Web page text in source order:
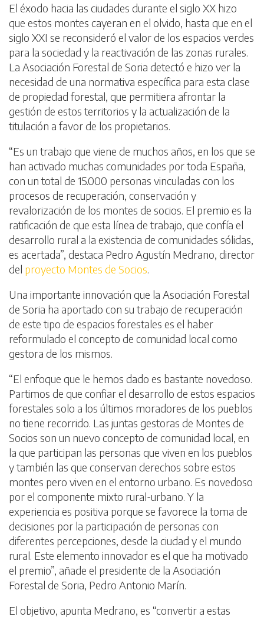
El éxodo hacia las ciudades durante el siglo XX hizo
que estos montes cayeran en el olvido, hasta que en el
siglo XXI se reconsideró el valor de los espacios verdes
para la sociedad y la reactivación de las zonas rurales.
La Asociación Forestal de Soria detectó e hizo ver la
necesidad de una normativa específica para esta clase
de propiedad forestal, que permitiera afrontar la
gestión de estos territorios y la actualización de la
titulación a favor de los propietarios.
“Es un trabajo que viene de muchos años, en los que se
han activado muchas comunidades por toda España,
con un total de 15.000 personas vinculadas con los
procesos de recuperación, conservación y
revalorización de los montes de socios. El premio es la
ratificación de que esta línea de trabajo, que confía el
desarrollo rural a la existencia de comunidades sólidas,
es acertada”, destaca Pedro Agustín Medrano, director
del proyecto Montes de Socios
Una importante innovación que la Asociación Forestal
de Soria ha aportado con su trabajo de recuperación
de este tipo de espacios forestales es el haber
reformulado el concepto de comunidad local como
gestora de los mismos.
“El enfoque que le hemos dado es bastante novedoso.
Partimos de que confiar el desarrollo de estos espacios
forestales solo a los últimos moradores de los pueblos
no tiene recorrido. Las juntas gestoras de Montes de
Socios son un nuevo concepto de comunidad local, en
la que participan las personas que viven en los pueblos
y también las que conservan derechos sobre estos
montes pero viven en el entorno urbano. Es novedoso
por el componente mixto rural-urbano. Y la
experiencia es positiva porque se favorece la toma de
decisiones por la participación de personas con
diferentes percepciones, desde la ciudad y el mundo
rural. Este elemento innovador es el que ha motivado
el premio”, añade el presidente de la Asociación
Forestal de Soria, Pedro Antonio Marín.
El objetivo, apunta Medrano, es “convertir a estas